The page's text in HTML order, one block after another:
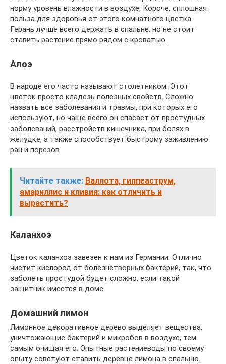
норму уровень влажности в воздухе. Короче, сплошная
польза для здоровья от этого комнатного цветка.
Герань лучше всего держать в спальне, но не стоит
ставить растение прямо рядом с кроватью.
Алоэ
В народе его часто называют столетником. Этот
цветок просто кладезь полезных свойств. Сложно
назвать все заболевания и травмы, при которых его
используют, но чаще всего он спасает от простудных
заболеваний, расстройств кишечника, при болях в
желудке, а также способствует быстрому заживлению
ран и порезов.
Читайте также: Валлота, гиппеаструм,
амариллис и кливия: как отличить и
вырастить?
Каланхоэ
Цветок каланхоэ завезен к нам из Германии. Отлично
чистит кислород от болезнетворных бактерий, так, что
заболеть простудой будет сложно, если такой
защитник имеется в доме.
Домашний лимон
Лимонное декоративное дерево выделяет вещества,
уничтожающие бактерий и микробов в воздухе, тем
самым очищая его. Опытные растениеводы по своему
опыту советуют ставить деревце лимона в спальню.